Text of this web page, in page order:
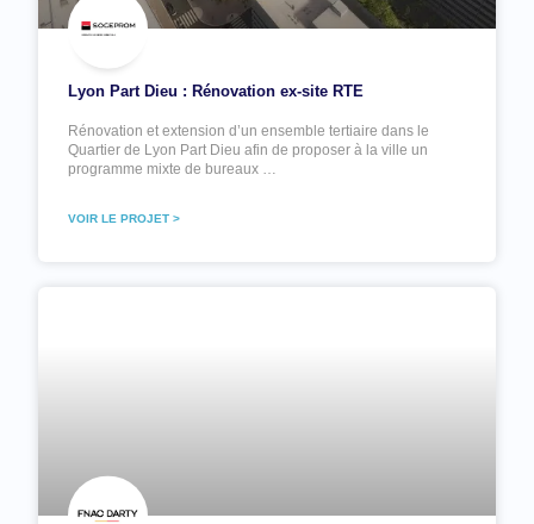
Lyon Part Dieu : Rénovation ex-site RTE
Rénovation et extension d’un ensemble tertiaire dans le
Quartier de Lyon Part Dieu afin de proposer à la ville un
programme mixte de bureaux …
VOIR LE PROJET >